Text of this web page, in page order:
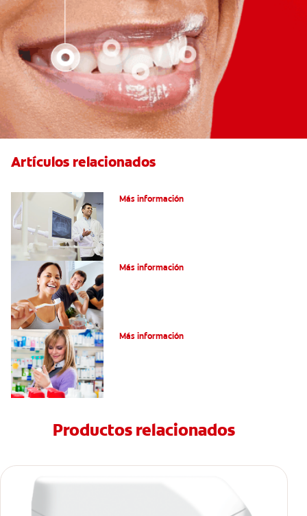
Artículos relacionados
Más información
Más información
Más información
Productos relacionados